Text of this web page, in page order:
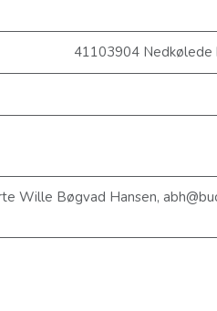
41103904
Wille Bøgvad Hansen,